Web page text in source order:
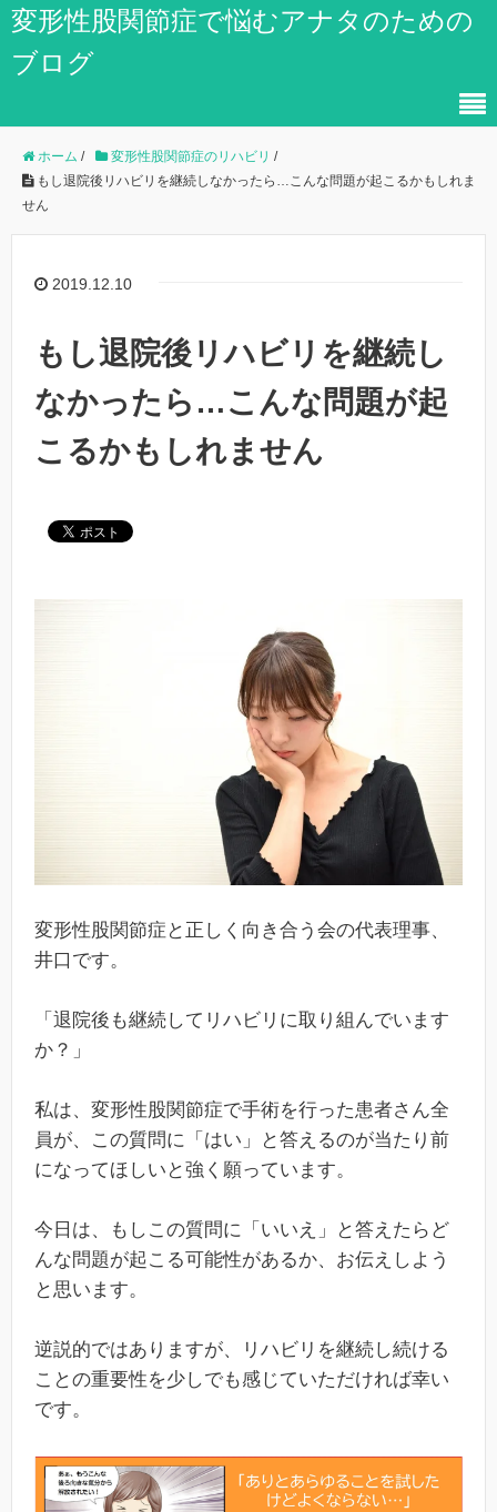
変形性股関節症で悩むアナタのための
ブログ
ホーム / 変形性股関節症のリハビリ /
もし退院後リハビリを継続しなかったら…こんな問題が起こるかもしれま
せん
2019.12.10
もし退院後リハビリを継続し
なかったら…こんな問題が起
こるかもしれません
変形性股関節症と正しく向き合う会の代表理事、
井口です。
「退院後も継続してリハビリに取り組んでいます
か？」
私は、変形性股関節症で手術を行った患者さん全
員が、この質問に「はい」と答えるのが当たり前
になってほしいと強く願っています。
今日は、もしこの質問に「いいえ」と答えたらど
んな問題が起こる可能性があるか、お伝えしよう
と思います。
逆説的ではありますが、リハビリを継続し続ける
ことの重要性を少しでも感じていただければ幸い
です。